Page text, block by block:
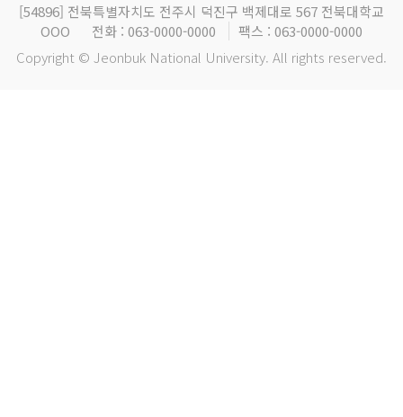
[54896] 전북특별자치도 전주시 덕진구 백제대로 567 전북대학교
OOO
전화 : 063-0000-0000
팩스 : 063-0000-0000
Copyright © Jeonbuk National University. All rights reserved.